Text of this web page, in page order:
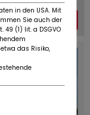
Message
in den USA. Mit
Sie auch der
(1) lit. a DSGVO
das Risiko,